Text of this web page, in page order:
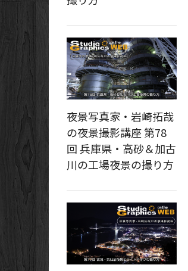
夜景写真家・岩崎拓哉
の夜景撮影講座 第78
回 兵庫県・高砂＆加古
川の工場夜景の撮り方